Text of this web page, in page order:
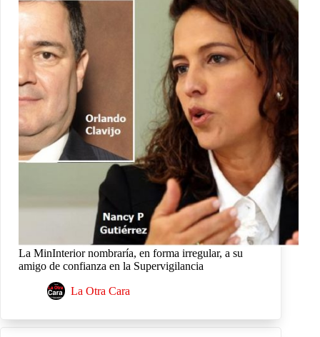
La MinInterior nombraría, en forma irregular, a su
amigo de confianza en la Supervigilancia
La Otra Cara